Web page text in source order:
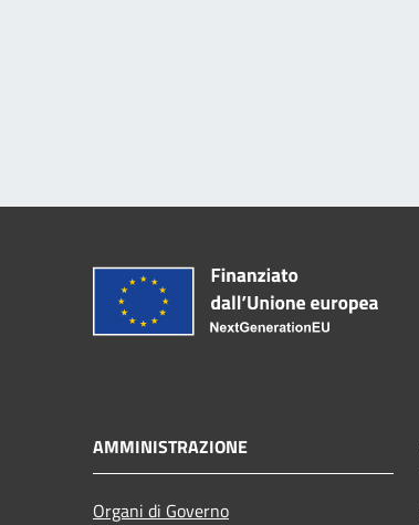
AMMINISTRAZIONE
Organi di Governo